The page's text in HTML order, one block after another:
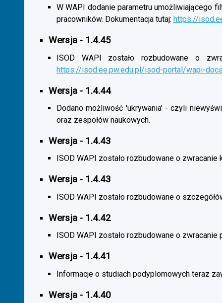
W WAPI dodanie parametru umożliwiającego
pracowników. Dokumentacja tutaj: https://
Wersja - 1.4.45
ISOD WAPI zostało rozbudowane o
https://isod.ee.pw.edu.pl/isod-portal/wapi-
Wersja - 1.4.44
Dodano możliwość 'ukrywania' - czyli
oraz zespołów naukowych.
Wersja - 1.4.43
ISOD WAPI zostało rozbudowane o
Wersja - 1.4.43
ISOD WAPI zostało rozbudowane o
Wersja - 1.4.42
ISOD WAPI zostało rozbudowane o zwracanie
Wersja - 1.4.41
Informacje o studiach podyplomowych teraz
Wersja - 1.4.40